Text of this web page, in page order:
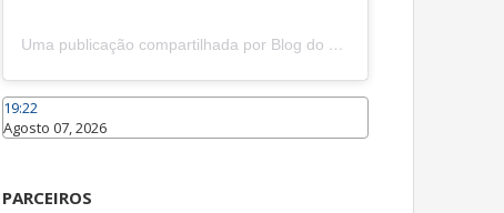
Uma publicação compartilhada por Blog do João Marcolino (@joaomarcolinoneto)
19:22
Agosto 07, 2026
PARCEIROS